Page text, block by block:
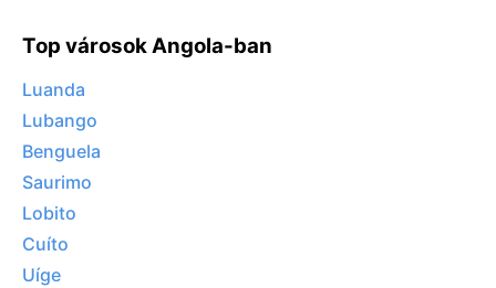
Top városok Angola-ban
Luanda
Lubango
Benguela
Saurimo
Lobito
Cuíto
Uíge